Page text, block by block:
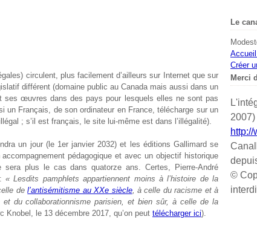
circulent, plus facilement d’ailleurs sur Internet que sur
différent (domaine public au Canada mais aussi dans un
ses œuvres dans des pays pour lesquels elles ne sont pas
un Français, de son ordinateur en France, télécharge sur un
; s’il est français, le site lui-même est dans l’illégalité).
un jour (le 1erjanvier 2032) et les éditions Gallimard se
pédagogique et avec un objectif historique
plus le cas dans quatorze ans. Certes, Pierre-André
« Lesdits pamphlets appartiennent moins à l’histoire de la
del’antisémitisme au XXe siècle, à celle du racisme et à
du collaborationnisme parisien, et bien sûr, à celle de la
Knobel, le 13 décembre 2017, qu’on peut télécharger ici).
Le
Créer
Merci
©